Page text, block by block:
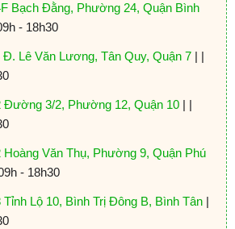
Bạch Đằng, Phường 24, Quận Bình
- 18h30
Đ. Lê Văn Lương, Tân Quy, Quận 7| |
Đường 3/2, Phường 12, Quận 10| |
Hoàng Văn Thụ, Phường 9, Quận Phú
- 18h30
Tỉnh Lộ 10, Bình Trị Đông B, Bình Tân|